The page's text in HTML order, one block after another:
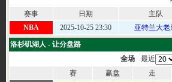
赛事
日期 主队
NBA
2025-10-25 23:30 亚特兰大老
洛杉矶湖人 - 让分盘路
全场
最近
赛
赢盘 走